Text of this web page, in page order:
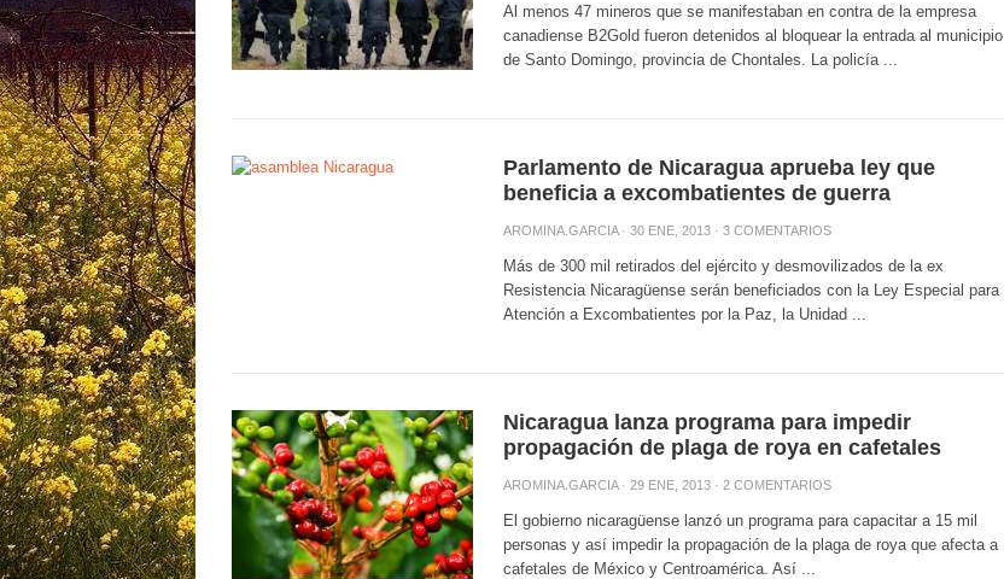
Al menos 47 mineros que se manifestaban en contra de la empresa
canadiense B2Gold fueron detenidos al bloquear la entrada al municipio
de Santo Domingo, provincia de Chontales. La policía ...
Parlamento de Nicaragua aprueba ley que
beneficia a excombatientes de guerra
AROMINA.GARCIA· 30 ENE, 2013 · 3 COMENTARIOS
Más de 300 mil retirados del ejército y desmovilizados de la ex
Resistencia Nicaragüense serán beneficiados con la Ley Especial para
Atención a Excombatientes por la Paz, la Unidad ...
Nicaragua lanza programa para impedir
propagación de plaga de roya en cafetales
AROMINA.GARCIA· 29 ENE, 2013 · 2 COMENTARIOS
El gobierno nicaragüense lanzó un programa para capacitar a 15 mil
personas y así impedir la propagación de la plaga de roya que afecta a
cafetales de México y Centroamérica. Así ...